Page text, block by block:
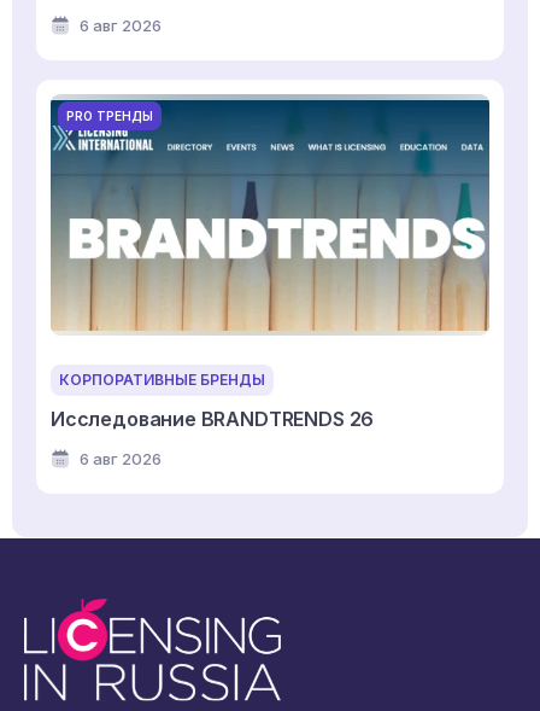
6 авг 2026
PRO ТРЕНДЫ
КОРПОРАТИВНЫЕ БРЕНДЫ
Исследование BRANDTRENDS 26
6 авг 2026